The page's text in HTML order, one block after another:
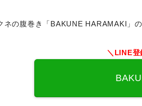
ネの腹巻き「BAKUNE HARAMAKI」
＼LINE